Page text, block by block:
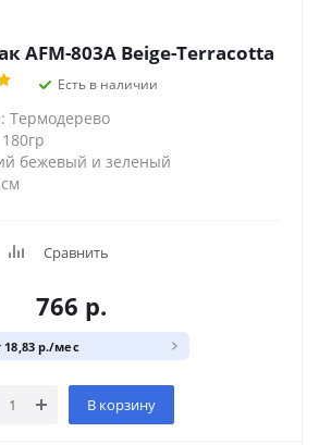
AFM-803A Beige-Terracotta
Есть в наличии
Термодерево
бежевый и зеленый
Сравнить
766 р.
18,83 р./мес
В корзину